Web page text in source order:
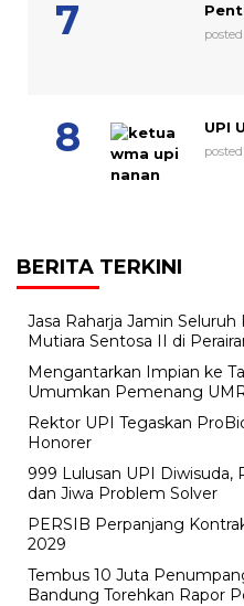
UPI
BERITA TERKINI
Jasa Raharja Jamin Seluruh
Mutiara Sentosa II di
Mengantarkan Impian ke
Umumkan Pemenang
Rektor UPI Tegaskan
Honorer
999 Lulusan UPI Diwisuda,
dan Jiwa Problem Solver
PERSIB Perpanjang
2029
Tembus 10 Juta
Bandung Torehkan Rapor